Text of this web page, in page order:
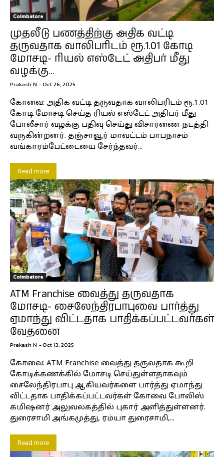
Coimbatore
முதலீடு பணத்திற்கு அதிக வட்டி
தருவதாக வாலிபரிடம் ரூ.1.01 கோடி
மோசடி- ரியல் எஸ்டேட் அதிபர் மீது
வழக்கு…
Prakash N -Oct 26, 2025
கோவை: அதிக வட்டி தருவதாக வாலிபரிடம் ரூ.1.01
கோடி மோசடி செய்த ரியல் எஸ்டேட் அதிபர் மீது
போலீசார் வழக்கு பதிவு செய்து விசாரணை நடத்தி
வருகின்றனர். தஞ்சாவூர் மாவட்டம் பாபநாசம்
வங்காரம்பேட்டையை சேர்ந்தவர்...
Read more
Coimbatore
ATM Franchise வைத்து தருவதாக
மோசடி- சைலேந்திரபாபுவை பார்த்து
ஏமாந்து விட்டதாக பாதிக்கப்பட்டவர்கள்
வேதனை
Prakash N -Oct 13, 2025
கோவை: ATM Franchise வைத்து தருவதாக கூறி
கோடிக்கணக்கில் மோசடி செய்துள்ளதாகவும்
சைலேந்திரபாபு ஆகியவர்களை பார்த்து ஏமாந்து
விட்டதாக பாதிக்கப்பட்டவர்கள் கோவை போலிஸ்
கமிஷனர் அலுவலகத்தில் புகார் அளித்துள்ளனர்.
துரைசாமி அங்கமுத்து, ரம்யா துரைசாமி,...
Read more